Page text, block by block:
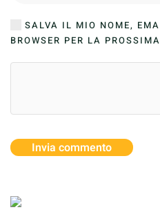
SALVA IL MIO NOME,
BROWSER PER LA
Invia commento